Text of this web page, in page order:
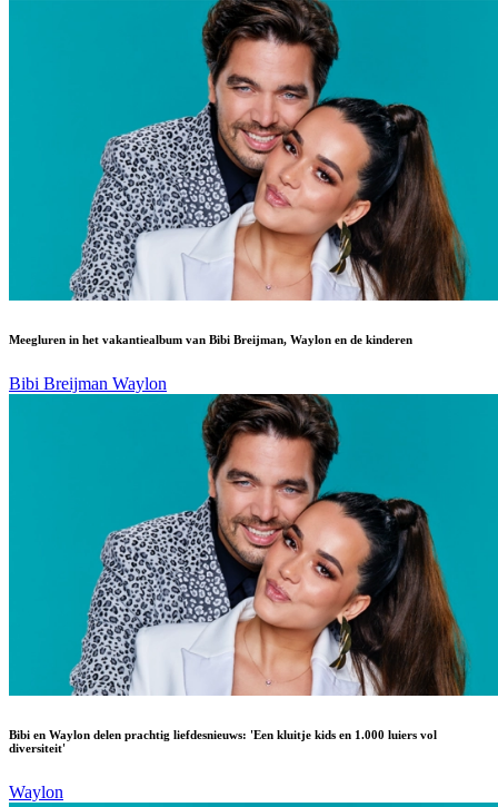
Meegluren in het vakantiealbum van Bibi Breijman, Waylon en de kinderen
Bibi Breijman Waylon
Bibi en Waylon delen prachtig liefdesnieuws: 'Een kluitje kids en 1.000 luiers vol
diversiteit'
Waylon